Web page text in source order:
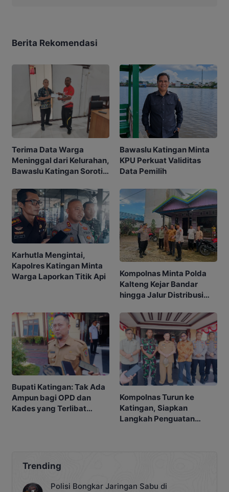
Berita Rekomendasi
Terima Data Warga
Meninggal dari Kelurahan,
Bawaslu Katingan Soroti
Bawaslu Katingan Minta
KPU Perkuat Validitas
Data Pemilih
Karhutla Mengintai,
Kapolres Katingan Minta
Warga Laporkan Titik Api
Kompolnas Minta Polda
Kalteng Kejar Bandar
hingga Jalur Distribusi
Bupati Katingan: Tak Ada
Ampun bagi OPD dan
Kades yang Terlibat
Kompolnas Turun ke
Katingan, Siapkan
Langkah Penguatan
Trending
Polisi Bongkar Jaringan Sabu di